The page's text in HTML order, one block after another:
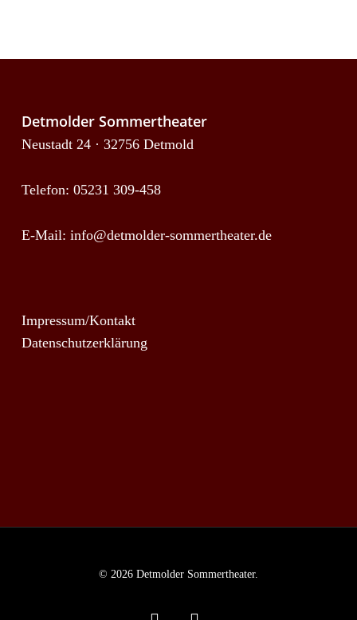
Detmolder Sommertheater
Neustadt 24 · 32756 Detmold
Telefon: 05231 309-458
E-Mail: info@detmolder-sommertheater.de
Impressum/Kontakt
Datenschutzerklärung
© 2026 Detmolder Sommertheater.
facebook instagram